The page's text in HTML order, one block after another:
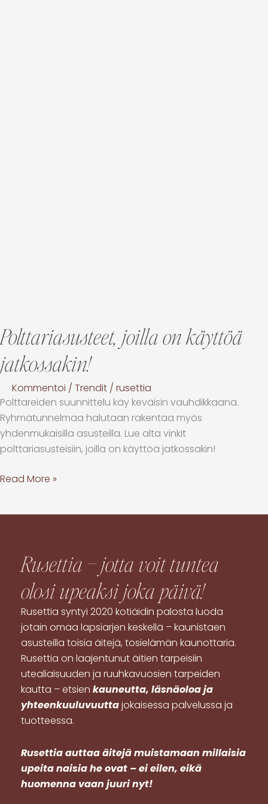
Polttariasusteet, joilla on käyttöä
jatkossakin!
Kommentoi / Trendit / rusettia
Polttareiden suunnittelu käy keväisin vauhdikkaana.
Ryhmätunnelmaa halutaan rakentaa myös
yhdenmukaisilla asusteilla. Lue alta vinkit
polttariasusteisiin, joilla on käyttöä jatkossakin!
Read More »
Rusettia – jotta voit tuntea
olosiupeaksijoka päivä!
Rusettia syntyi 2020 kotiäidin palosta luoda
jotain omaa lapsiarjen keskellä – kaunistaen
asusteilla toisia äitejä, tosielämän kaunottaria.
Rusettia on laajentunut äitien tarpeisiin
utealiaisuuden ja ruuhkavuosien tarpeiden
kautta – etsien kauneutta, läsnäoloa ja
yhteenkuuluvuuttajokaisessa palvelussa ja
tuotteessa.
Rusettia auttaa äitejä muistamaan millaisia
upeita naisia he ovat – ei eilen, eikä
huomenna vaan juuri nyt!